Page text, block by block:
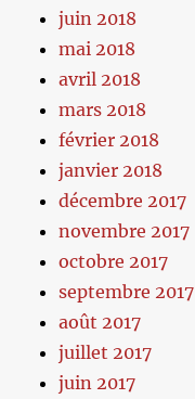
juin 2018
mai 2018
avril 2018
mars 2018
février 2018
janvier 2018
décembre 2017
novembre 2017
octobre 2017
septembre 2017
août 2017
juillet 2017
juin 2017